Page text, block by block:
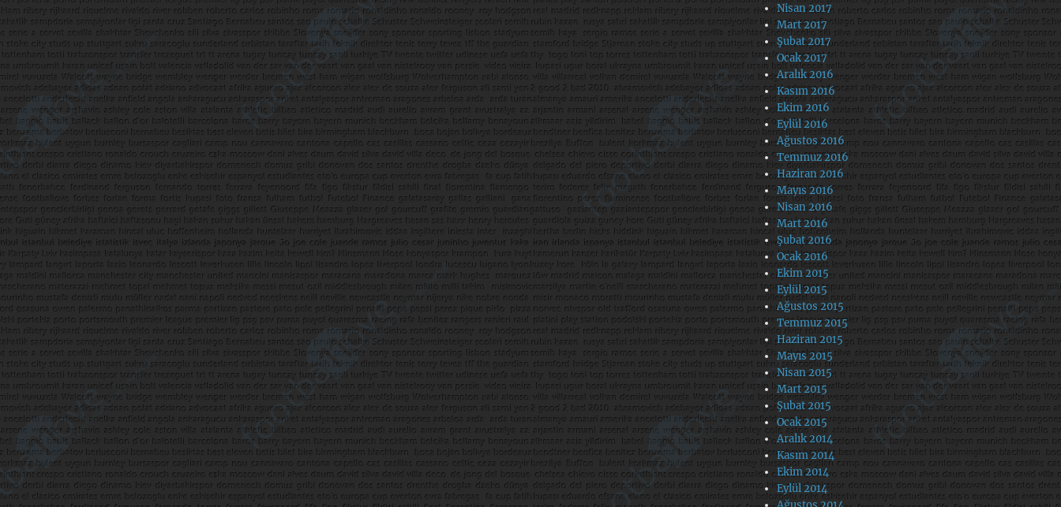
Nisan 2017
Mart 2017
Şubat 2017
Ocak 2017
Aralık 2016
Kasım 2016
Ekim 2016
Eylül 2016
Ağustos 2016
Temmuz 2016
Haziran 2016
Mayıs 2016
Nisan 2016
Mart 2016
Şubat 2016
Ocak 2016
Ekim 2015
Eylül 2015
Ağustos 2015
Temmuz 2015
Haziran 2015
Mayıs 2015
Nisan 2015
Mart 2015
Şubat 2015
Ocak 2015
Aralık 2014
Kasım 2014
Ekim 2014
Eylül 2014